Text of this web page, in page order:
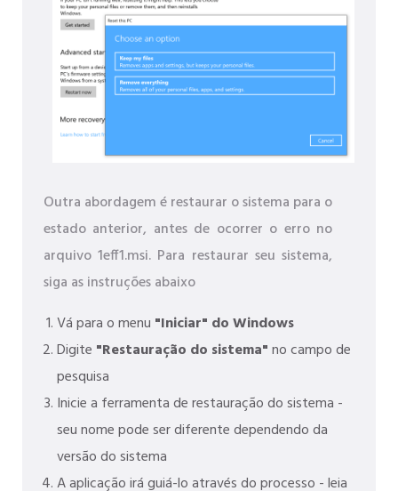
Outra abordagem é restaurar o sistema para o
estado anterior, antes de ocorrer o erro no
arquivo 1eff1.msi. Para restaurar seu sistema,
siga as instruções abaixo
Vá para o menu "Iniciar" do Windows
Digite "Restauração do sistema"no campo de
pesquisa
Inicie a ferramenta de restauração do sistema -
seu nome pode ser diferente dependendo da
versão do sistema
A aplicação irá guiá-lo através do processo - leia